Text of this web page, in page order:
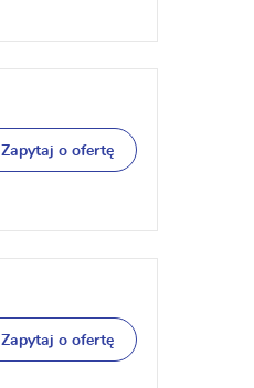
Zapytaj o ofertę
Zapytaj o ofertę